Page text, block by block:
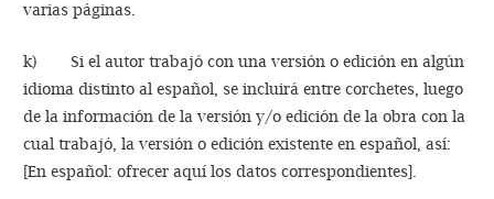
varias páginas.
k) Si el autor trabajó con una versión o edición en algún
idioma distinto al español, se incluirá entre corchetes, luego
de la información de la versión y/o edición de la obra con la
cual trabajó, la versión o edición existente en español, así:
[En español: ofrecer aquí los datos correspondientes].